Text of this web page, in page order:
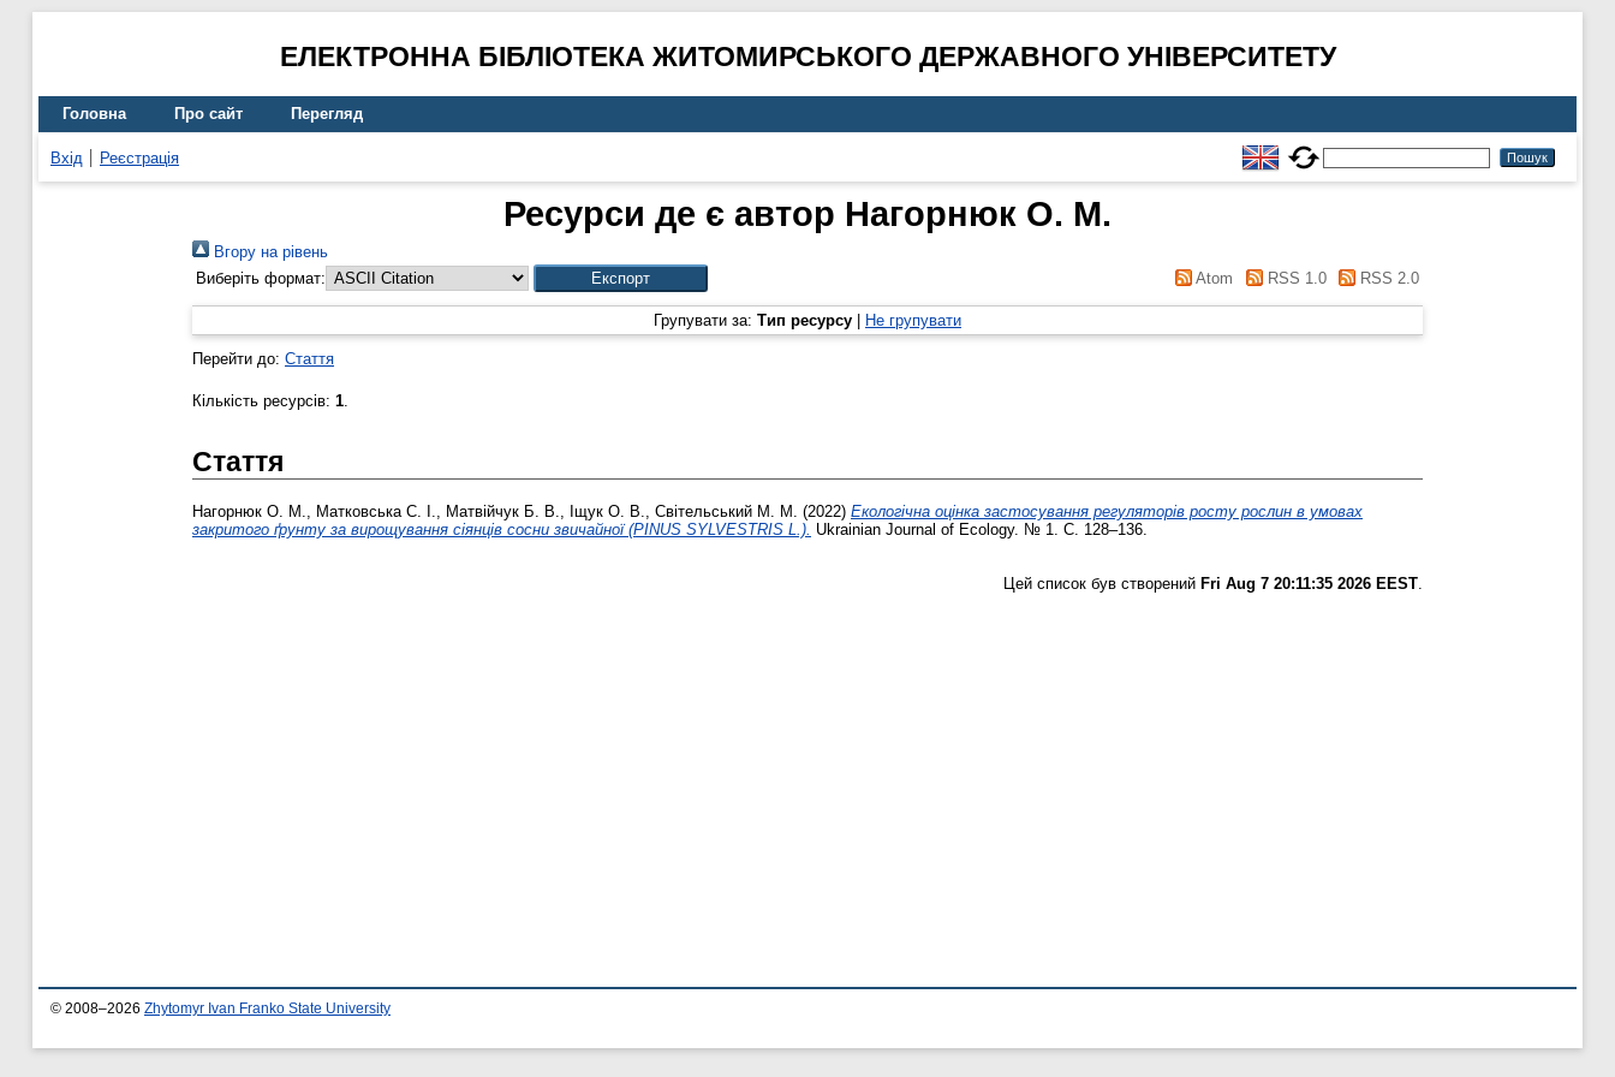
ЕЛЕКТРОННА БІБЛІОТЕКА ЖИТОМИРСЬКОГО ДЕРЖАВНОГО УНІВЕРСИТЕТУ
Головна Про сайт Перегляд
Вхід Реєстрація
Ресурси де є автор Нагорнюк О. М.
Вгору на рівень
Виберіть формат:
Atom RSS 1.0 RSS 2.0
Групувати за: Тип ресурсу Не групувати
Перейти до: Стаття
Кількість ресурсів: 1.
Стаття
Нагорнюк О. М., Матковська С. І., Матвійчук Б. В., Іщук О. В., Світельський М. М. (2022) Екологічна оцінка застосування регуляторів росту рослин в умовах
закритого ґрунту за вирощування сіянців сосни звичайної (PINUS SYLVESTRIS L.). Ukrainian Journal of Ecology. № 1. С. 128–136.
Цей список був створений Fri Aug 7 20:11:35 2026 EEST.
© 2008–2026 Zhytomyr Ivan Franko State University